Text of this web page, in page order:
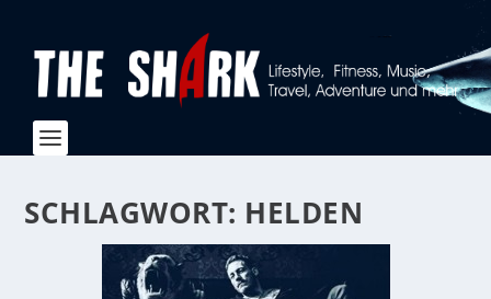
SCHLAGWORT: HELDEN